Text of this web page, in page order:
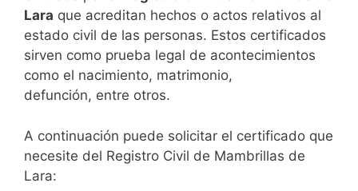
Lara que acreditan hechos o actos relativos al
estado civil de las personas. Estos certificados
sirven como prueba legal de acontecimientos
como el nacimiento, matrimonio,
defunción, entre otros.
A continuación puede solicitar el certificado que
necesite del Registro Civil de Mambrillas de
Lara: